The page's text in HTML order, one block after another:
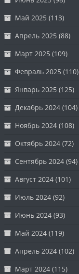
Май 2025 (113)
Апрель 2025 (88)
Март 2025 (109)
Февраль 2025 (110)
Январь 2025 (125)
Декабрь 2024 (104)
Ноябрь 2024 (108)
Октябрь 2024 (72)
Сентябрь 2024 (94)
Август 2024 (101)
Июль 2024 (92)
Июнь 2024 (93)
Май 2024 (119)
Апрель 2024 (102)
Март 2024 (115)